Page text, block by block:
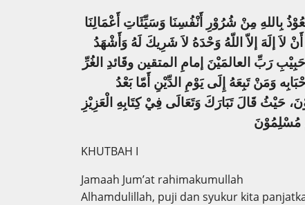
بِاللهِ مِنْ شُرُوْرِ أَنْفُسِنَا وَسَيِّئَاتِ أَعْمَالِنَا
إلَهَ إلاّ اللّهُ وَحْدَهُ لاَ شَرِيكَ لَهُ وَأَشْهَدُ
رَبِّ العالمَيْنَ إمامِ المتقين وقَائدِ الغُرِّ
مُسْلِمُوْنَ
KHUTBAH I
Jamaah Jum’at rahimakumullah
Alhamdulillah, puji dan syukur kita